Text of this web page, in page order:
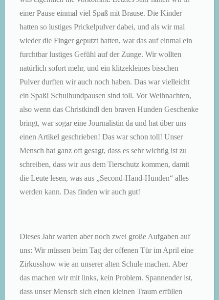
einer Pause einmal viel Spaß mit Brause. Die Kinder
hatten so lustiges Prickelpulver dabei, und als wir mal
wieder die Finger geputzt hatten, war das auf einmal ein
furchtbar lustiges Gefühl auf der Zunge. Wir wollten
natürlich sofort mehr, und ein klitzekleines bisschen
Pulver durften wir auch noch haben. Das war vielleicht
ein Spaß! Schulhundpausen sind toll. Vor Weihnachten,
also wenn das Christkindl den braven Hunden Geschenke
bringt, war sogar eine Journalistin da und hat über uns
einen Artikel geschrieben! Das war schon toll! Unser
Mensch hat ganz oft gesagt, dass es sehr wichtig ist zu
schreiben, dass wir aus dem Tierschutz kommen, damit
die Leute lesen, was aus „Second-Hand-Hunden“ alles
werden kann. Das finden wir auch gut!
Dieses Jahr warten aber noch zwei große Aufgaben auf
uns: Wir müssen beim Tag der offenen Tür im April eine
Zirkusshow wie an unserer alten Schule machen. Aber
das machen wir mit links, kein Problem. Spannender ist,
dass unser Mensch sich einen kleinen Traum erfüllen